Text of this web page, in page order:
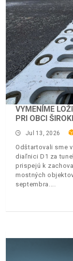
VYMENÍME
PRI OBCI
Jul 13, 2026
Odštartovali sme
diaľnici D1 za
prispejú k
mostných
septembra.